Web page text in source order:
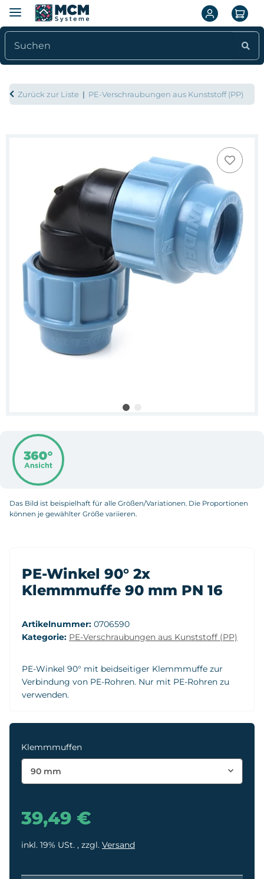
Zurück zur Liste PE-Verschraubungen aus Kunststoff (PP)
Das Bild ist beispielhaft für alle Größen/Variationen. Die Proportionen
können je gewählter Größe variieren.
PE-Winkel 90° 2x
Klemmmuffe 90 mm PN 16
Artikelnummer: 0706590
Kategorie: PE-Verschraubungen aus Kunststoff (PP)
PE-Winkel 90° mit beidseitiger Klemmmuffe zur
Verbindung von PE-Rohren. Nur mit PE-Rohren zu
verwenden.
Klemmmuffen
90 mm
39,49 €
inkl. 19% USt. , zzgl. Versand